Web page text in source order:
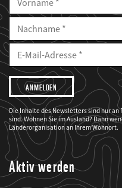
Vorname
Nachname
E-
Mailadresse
E-
Adresse
Ich
möchte,
dass
der
WWF
mich
über
seine
Projekte
informiert.
Die Inhalte des Newsletters sind nur
sind. Wohnen Sie im Ausland? Dann
Länderorganisation an Ihrem Wohnort.
Aktiv werden